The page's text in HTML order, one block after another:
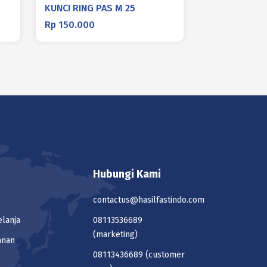
KUNCI RING PAS M 25
Rp 150.000
Hubungi Kami
contactus@hasilfastindo.com
08113536689
(marketing)
08113436689 (customer